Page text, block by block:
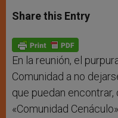
t
s
p
p
s
e
g
e
r
e
b
o
k
Share this Entry
En la reunión, el
Comunidad a no
que puedan
«Comunidad